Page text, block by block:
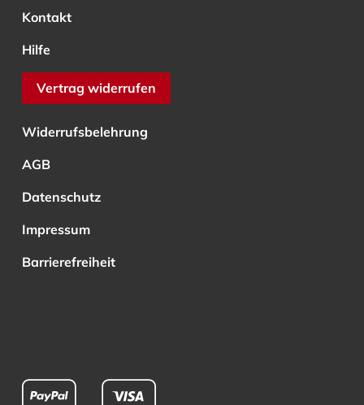
Kontakt
Hilfe
Vertrag widerrufen
Widerrufsbelehrung
AGB
Datenschutz
Impressum
Barrierefreiheit